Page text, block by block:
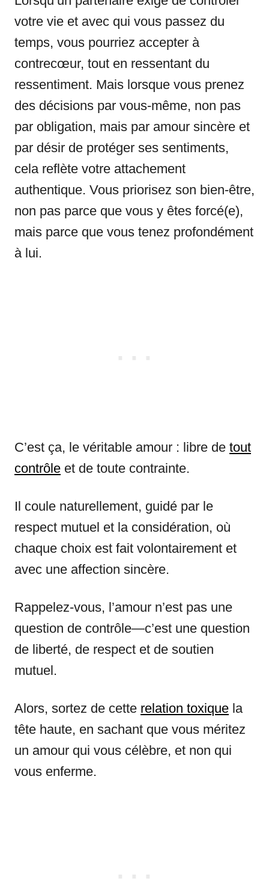
votre vie et avec qui vous passez du
temps, vous pourriez accepter à
contrecœur, tout en ressentant du
ressentiment. Mais lorsque vous prenez
des décisions par vous-même, non pas
par obligation, mais par amour sincère et
par désir de protéger ses sentiments,
cela reflète votre attachement
authentique. Vous priorisez son bien-être,
non pas parce que vous y êtes forcé(e),
mais parce que vous tenez profondément
à lui.
C’est ça, le véritable amour : libre de tout
contrôle et de toute contrainte.
Il coule naturellement, guidé par le
respect mutuel et la considération, où
chaque choix est fait volontairement et
avec une affection sincère.
Rappelez-vous, l’amour n’est pas une
question de contrôle—c’est une question
de liberté, de respect et de soutien
mutuel.
Alors, sortez de cette relation toxique la
tête haute, en sachant que vous méritez
un amour qui vous célèbre, et non qui
vous enferme.